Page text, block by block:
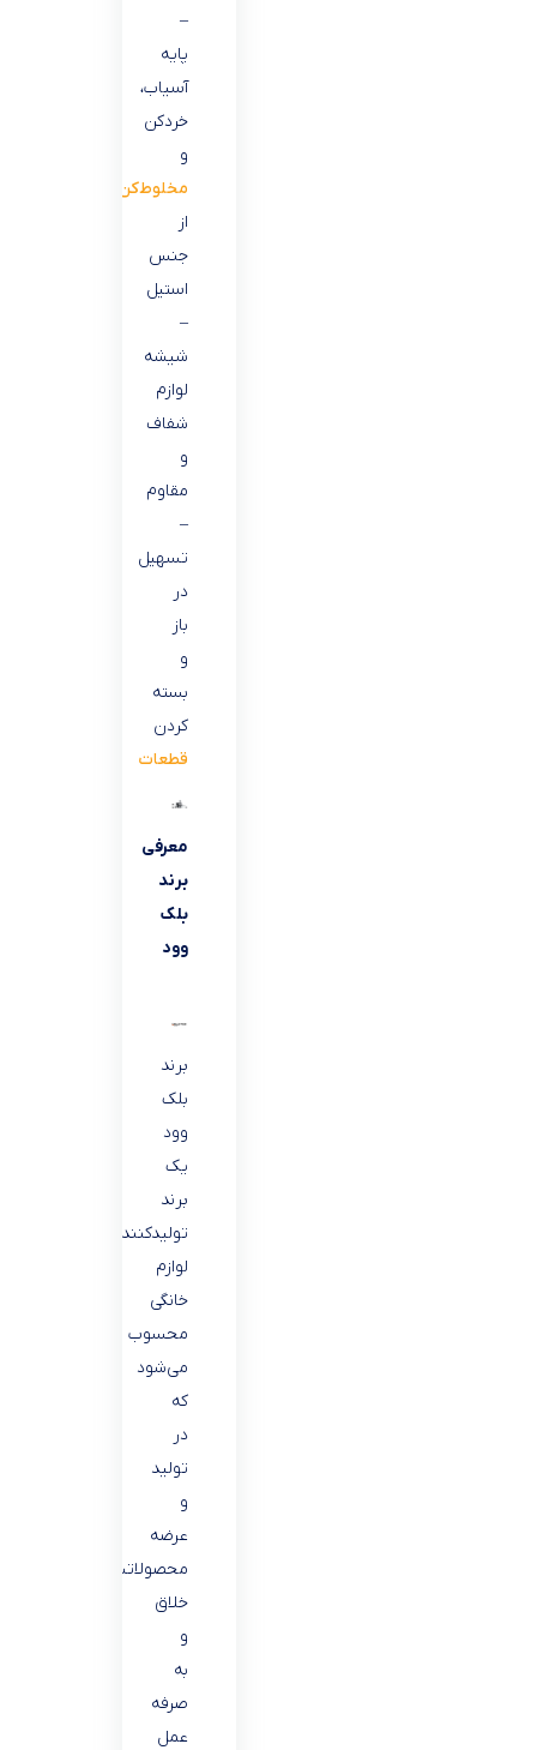
–
پایه
آسیاب،
خردکن
و
مخلوط‌کن
از
جنس
استیل
–
شیشه
لوازم
شفاف
و
مقاوم
–
تسهیل
در
باز
و
بسته
کردن
قطعات
معرفی
برند
بلک
وود
برند
بلک
وود
یک
برند
تولید‌کننده
لوازم
خانگی
محسوب
می‌شود
که
در
تولید
و
عرضه
محصولاتش
خلاق
و
به
صرفه
عمل